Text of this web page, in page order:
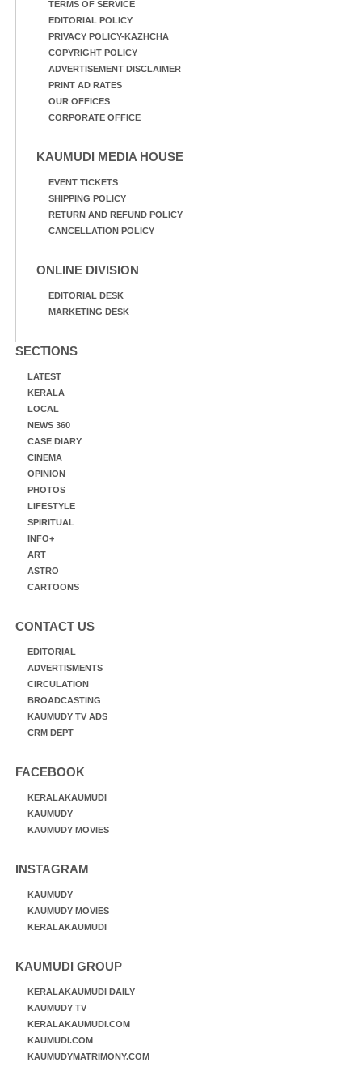
TERMS OF SERVICE
EDITORIAL POLICY
PRIVACY POLICY-KAZHCHA
COPYRIGHT POLICY
ADVERTISEMENT DISCLAIMER
PRINT AD RATES
OUR OFFICES
CORPORATE OFFICE
KAUMUDI MEDIA HOUSE
EVENT TICKETS
SHIPPING POLICY
RETURN AND REFUND POLICY
CANCELLATION POLICY
ONLINE DIVISION
EDITORIAL DESK
MARKETING DESK
SECTIONS
LATEST
KERALA
LOCAL
NEWS 360
CASE DIARY
CINEMA
OPINION
PHOTOS
LIFESTYLE
SPIRITUAL
INFO+
ART
ASTRO
CARTOONS
CONTACT US
EDITORIAL
ADVERTISMENTS
CIRCULATION
BROADCASTING
KAUMUDY TV ADS
CRM DEPT
FACEBOOK
KERALAKAUMUDI
KAUMUDY
KAUMUDY MOVIES
INSTAGRAM
KAUMUDY
KAUMUDY MOVIES
KERALAKAUMUDI
KAUMUDI GROUP
KERALAKAUMUDI DAILY
KAUMUDY TV
KERALAKAUMUDI.COM
KAUMUDI.COM
KAUMUDYMATRIMONY.COM